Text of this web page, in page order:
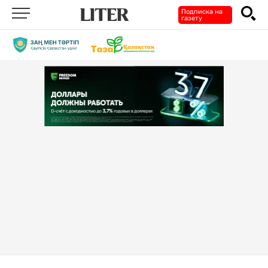
Подписка на
газету